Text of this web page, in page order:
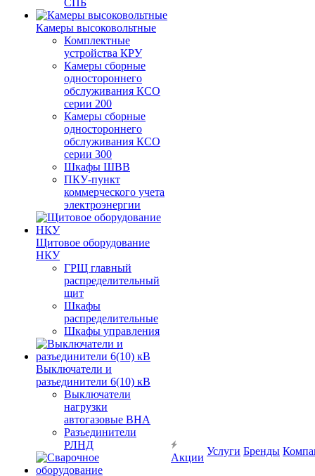
СПБ
Камеры высоковольтные
Комплектные
устройства КРУ
Камеры сборные
одностороннего
обслуживания КСО
серии 200
Камеры сборные
одностороннего
обслуживания КСО
серии 300
Шкафы ШВВ
ПКУ-пункт
коммерческого учета
электроэнергии
Щитовое оборудование
НКУ
ГРЩ главный
распределительный
щит
Шкафы
распределительные
Шкафы управления
Выключатели и
разъединители 6(10) кВ
Выключатели
нагрузки
автогазовые ВНА
Разъединители
РЛНД
Акции
Услуги Бренды